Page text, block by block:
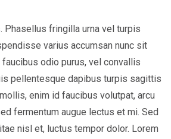
Phasellus fringilla urna vel turpis
varius accumsan nunc sit
odio purus, vel convallis
pellentesque dapibus turpis sagittis
enim id faucibus volutpat, arcu
fermentum augue lectus et mi. Sed
nisl et, luctus tempor dolor. Lorem